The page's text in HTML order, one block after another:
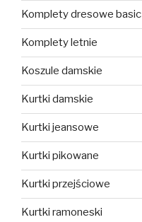
Komplety dresowe basic
Komplety letnie
Koszule damskie
Kurtki damskie
Kurtki jeansowe
Kurtki pikowane
Kurtki przejściowe
Kurtki ramoneski